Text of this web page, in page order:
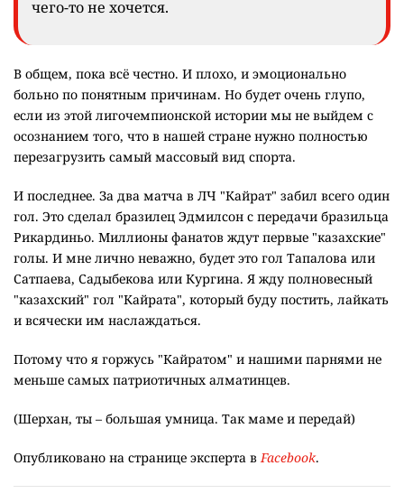
чего-то не хочется.
В общем, пока всё честно. И плохо, и эмоционально
больно по понятным причинам. Но будет очень глупо,
если из этой лигочемпионской истории мы не выйдем с
осознанием того, что в нашей стране нужно полностью
перезагрузить самый массовый вид спорта.
И последнее. За два матча в ЛЧ "Кайрат" забил всего один
гол. Это сделал бразилец Эдмилсон с передачи бразильца
Рикардиньо. Миллионы фанатов ждут первые "казахские"
голы. И мне лично неважно, будет это гол Тапалова или
Сатпаева, Садыбекова или Кургина. Я жду полновесный
"казахский" гол "Кайрата", который буду постить, лайкать
и всячески им наслаждаться.
Потому что я горжусь "Кайратом" и нашими парнями не
меньше самых патриотичных алматинцев.
(Шерхан, ты – большая умница. Так маме и передай)
Опубликовано на странице эксперта вFacebook.